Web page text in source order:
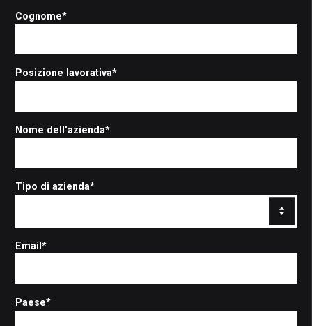
Cognome*
Posizione lavorativa*
Nome dell'azienda*
Tipo di azienda*
Email*
Paese*